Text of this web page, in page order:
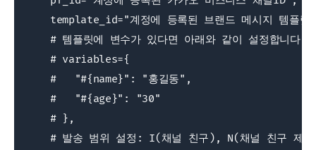
template_id="계정에 등록된 브랜드 메시지 템플릿
# 템플릿에 변수가 있다면 아래와 같이 설정합니다.
    # variables={
    #   "#{name}": "홍길동",
    #   "#{age}": "30"
    # },
# 발송 범위 설정: I(채널 친구), N(채널 친구 제